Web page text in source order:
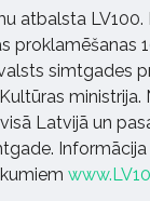
atbalsta LV100.
proklamēšanas
simtgades
ministrija.
Latvijā un
Informācija